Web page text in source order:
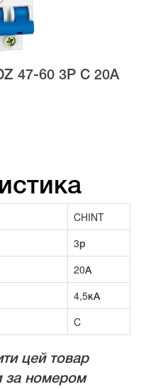
47-60 3Р С 20А
CHINT
3р
20А
4,5кА
C
цей товар
за номером